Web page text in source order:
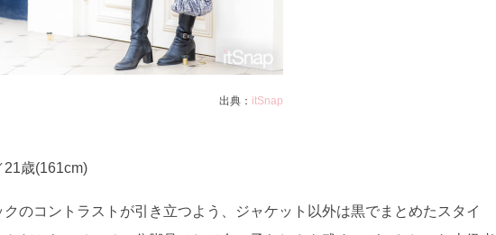
出典： itSnap
21歳(161cm)
のコントラストが引き立つよう、ジャケット以外は黒でまとめたスタイ